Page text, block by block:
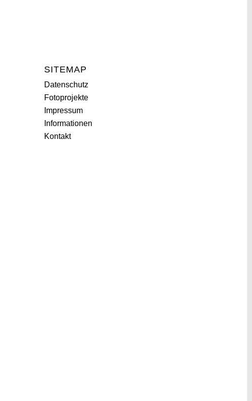
SITEMAP
Datenschutz
Fotoprojekte
Impressum
Informationen
Kontakt